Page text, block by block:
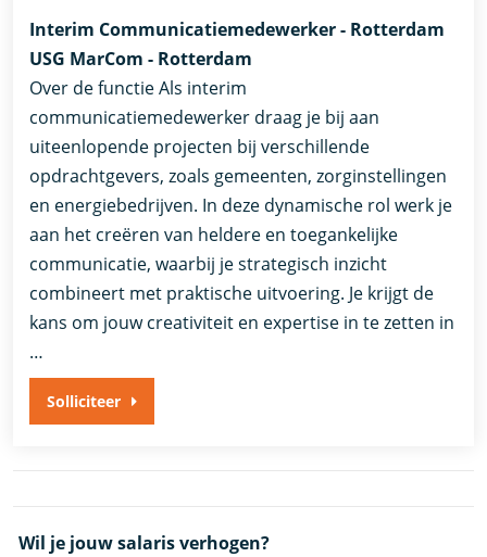
Interim Communicatiemedewerker - Rotterdam
USG MarCom - Rotterdam
Over de functie Als interim
communicatiemedewerker draag je bij aan
uiteenlopende projecten bij verschillende
opdrachtgevers, zoals gemeenten, zorginstellingen
en energiebedrijven. In deze dynamische rol werk je
aan het creëren van heldere en toegankelijke
communicatie, waarbij je strategisch inzicht
combineert met praktische uitvoering. Je krijgt de
kans om jouw creativiteit en expertise in te zetten in
…
Solliciteer
Wil je jouw salaris verhogen?